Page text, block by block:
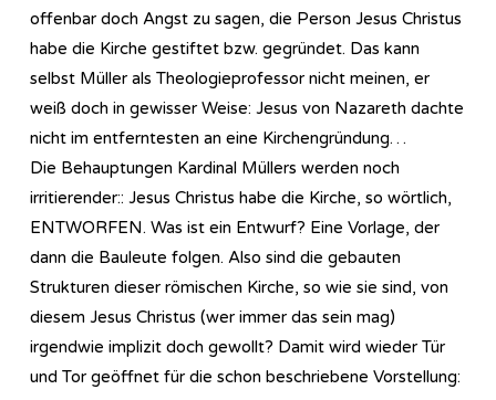
offenbar doch Angst zu sagen, die Person Jesus Christus
habe die Kirche gestiftet bzw. gegründet. Das kann
selbst Müller als Theologieprofessor nicht meinen, er
weiß doch in gewisser Weise: Jesus von Nazareth dachte
nicht im entferntesten an eine Kirchengründung…
Die Behauptungen Kardinal Müllers werden noch
irritierender:: Jesus Christus habe die Kirche, so wörtlich,
ENTWORFEN. Was ist ein Entwurf? Eine Vorlage, der
dann die Bauleute folgen. Also sind die gebauten
Strukturen dieser römischen Kirche, so wie sie sind, von
diesem Jesus Christus (wer immer das sein mag)
irgendwie implizit doch gewollt? Damit wird wieder Tür
und Tor geöffnet für die schon beschriebene Vorstellung: